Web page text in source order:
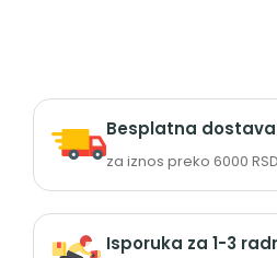
Besplatna dostava
za iznos preko 6000
Isporuka za 1-3